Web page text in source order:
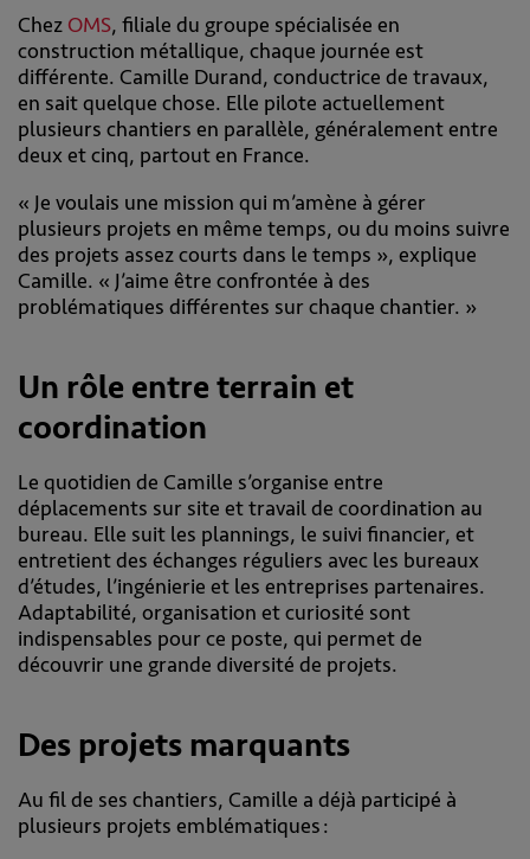
Chez OMS, filiale du groupe spécialisée en
construction métallique, chaque journée est
différente. Camille Durand, conductrice de travaux,
en sait quelque chose. Elle pilote actuellement
plusieurs chantiers en parallèle, généralement entre
deux et cinq, partout en France.
« Je voulais une mission qui m’amène à gérer
plusieurs projets en même temps, ou du moins suivre
des projets assez courts dans le temps », explique
Camille. « J’aime être confrontée à des
problématiques différentes sur chaque chantier. »
Un rôle entre terrain et
coordination
Le quotidien de Camille s’organise entre
déplacements sur site et travail de coordination au
bureau. Elle suit les plannings, le suivi financier, et
entretient des échanges réguliers avec les bureaux
d’études, l’ingénierie et les entreprises partenaires.
Adaptabilité, organisation et curiosité sont
indispensables pour ce poste, qui permet de
découvrir une grande diversité de projets.
Des projets marquants
Au fil de ses chantiers, Camille a déjà participé à
plusieurs projets emblématiques :